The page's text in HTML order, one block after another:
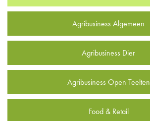
Agribusiness Algemeen
Agribusiness Dier
Agribusiness Open Teelten
Food & Retail